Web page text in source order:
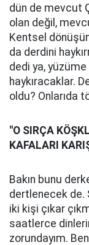
dün de mevcut
olan değil,
Kentsel
da derdini
dedi ya, yüzüme
haykıracaklar.
oldu? Onlarıda
''O SIRÇA
KAFALARI
Bakın bunu
dertlenecek de.
iki kişi çıkar
saatlerce
zorundayım.